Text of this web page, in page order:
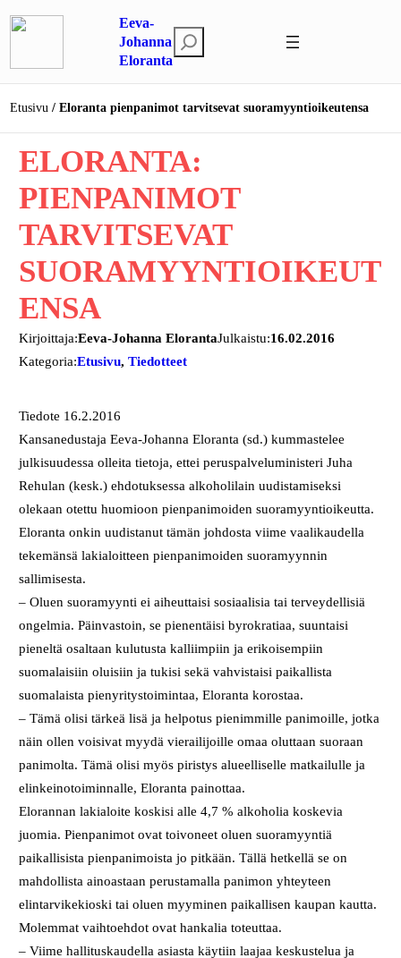
sisältöön
Eeva-
Johanna
Elorantat
s
i
Etusivu Eloranta pienpanimot tarvitsevat suoramyyntioikeutensa
ELORANTA:
PIENPANIMOT
TARVITSEVAT
SUORAMYYNTIOIKEUT
ENSA
Kirjoittaja:Eeva-Johanna ElorantaJulkaistu:16.02.2016
Kategoria:Etusivu, Tiedotteet
Tiedote 16.2.2016
Kansanedustaja Eeva-Johanna Eloranta (sd.) kummastelee
julkisuudessa olleita tietoja, ettei peruspalveluministeri Juha
Rehulan (kesk.) ehdotuksessa alkoholilain uudistamiseksi
olekaan otettu huomioon pienpanimoiden suoramyyntioikeutta.
Eloranta onkin uudistanut tämän johdosta viime vaalikaudella
tekemänsä lakialoitteen pienpanimoiden suoramyynnin
sallimisesta.
– Oluen suoramyynti ei aiheuttaisi sosiaalisia tai terveydellisiä
ongelmia. Päinvastoin, se pienentäisi byrokratiaa, suuntaisi
pieneltä osaltaan kulutusta kalliimpiin ja erikoisempiin
suomalaisiin oluisiin ja tukisi sekä vahvistaisi paikallista
suomalaista pienyritystoimintaa, Eloranta korostaa.
– Tämä olisi tärkeä lisä ja helpotus pienimmille panimoille, jotka
näin ollen voisivat myydä vierailijoille omaa oluttaan suoraan
panimolta. Tämä olisi myös piristys alueelliselle matkailulle ja
elinkeinotoiminnalle, Eloranta painottaa.
Elorannan lakialoite koskisi alle 4,7 % alkoholia koskevia
juomia. Pienpanimot ovat toivoneet oluen suoramyyntiä
paikallisista pienpanimoista jo pitkään. Tällä hetkellä se on
mahdollista ainoastaan perustamalla panimon yhteyteen
elintarvikekioski tai oluen myyminen paikallisen kaupan kautta.
Molemmat vaihtoehdot ovat hankalia toteuttaa.
– Viime hallituskaudella asiasta käytiin laajaa keskustelua ja